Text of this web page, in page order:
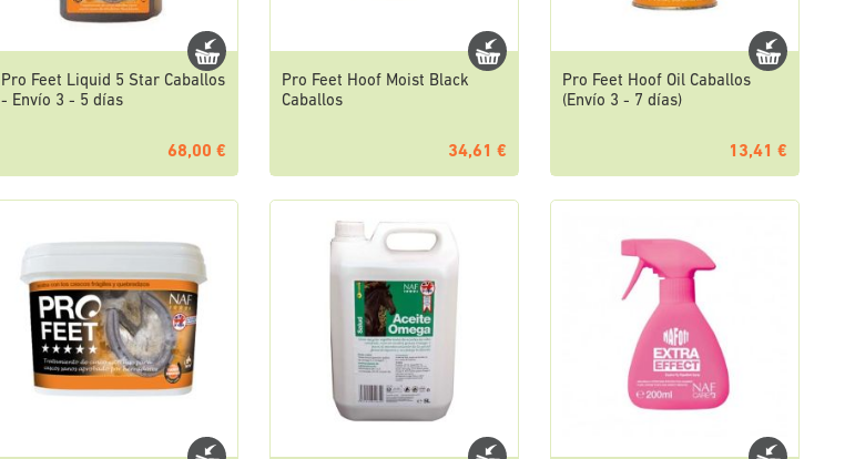
Pro Feet Liquid 5 Star Caballos
- Envío 3 - 5 días
68,00 €
Pro Feet Hoof Moist Black
Caballos
34,61 €
Pro Feet Hoof Oil Caballos
(Envío 3 - 7 días)
13,41 €